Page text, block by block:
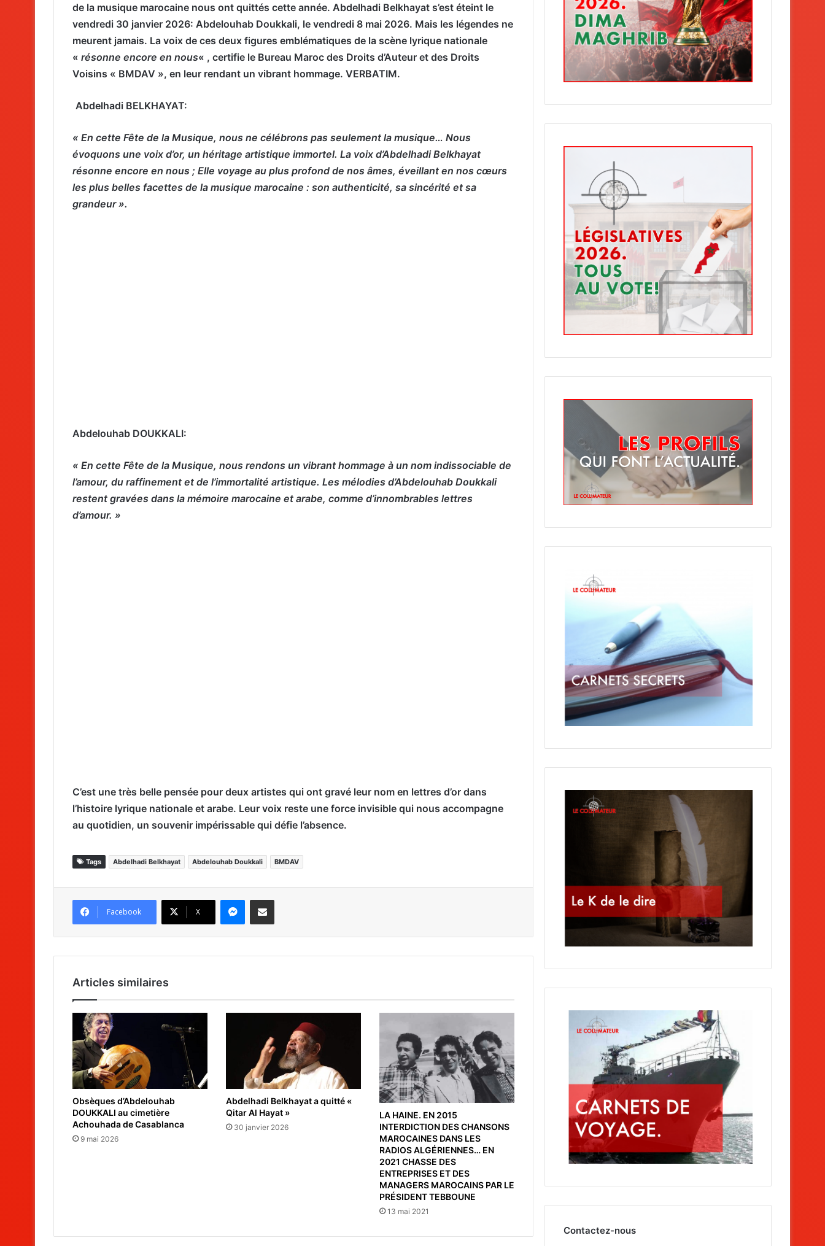
de la musique marocaine nous ont quittés cette année. Abdelhadi Belkhayat s’est éteint le
vendredi 30 janvier 2026: Abdelouhab Doukkali, le vendredi 8 mai 2026. Mais les légendes ne
meurent jamais. La voix de ces deux figures emblématiques de la scène lyrique nationale
« résonne encore en nous« , certifie le Bureau Maroc des Droits d’Auteur et des Droits
Voisins « BMDAV », en leur rendant un vibrant hommage. VERBATIM.
Abdelhadi BELKHAYAT:
« En cette Fête de la Musique, nous ne célébrons pas seulement la musique… Nous
évoquons une voix d’or, un héritage artistique immortel. La voix d’Abdelhadi Belkhayat
résonne encore en nous ; Elle voyage au plus profond de nos âmes, éveillant en nos cœurs
les plus belles facettes de la musique marocaine : son authenticité, sa sincérité et sa
grandeur ».
Abdelouhab DOUKKALI:
« En cette Fête de la Musique, nous rendons un vibrant hommage à un nom indissociable de
l’amour, du raffinement et de l’immortalité artistique. Les mélodies d’Abdelouhab Doukkali
restent gravées dans la mémoire marocaine et arabe, comme d’innombrables lettres
d’amour. »
C’est une très belle pensée pour deux artistes qui ont gravé leur nom en lettres d’or dans
l’histoire lyrique nationale et arabe. Leur voix reste une force invisible qui nous accompagne
au quotidien, un souvenir impérissable qui défie l’absence.
Tags Abdelhadi Belkhayat Abdelouhab Doukkali BMDAV
Facebook X
Articles similaires
Obsèques d’Abdelouhab
DOUKKALI au cimetière
Achouhada de Casablanca
9 mai 2026
Abdelhadi Belkhayat a quitté «
Qitar Al Hayat »
30 janvier 2026
LA HAINE. EN 2015
INTERDICTION DES CHANSONS
MAROCAINES DANS LES
RADIOS ALGÉRIENNES… EN
2021 CHASSE DES
ENTREPRISES ET DES
MANAGERS MAROCAINS PAR LE
PRÉSIDENT TEBBOUNE
13 mai 2021
Contactez-nous